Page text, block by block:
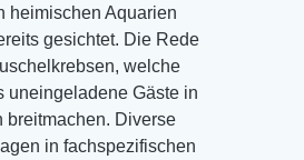
heimischen Aquarien
gesichtet. Die Rede
welche
uneingeladene Gäste in
breitmachen. Diverse
in fachspezifischen